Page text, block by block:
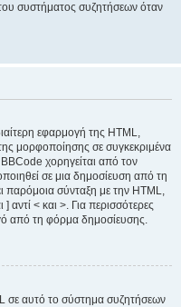
συστήματος συζητήσεων όταν
εφαρμογή της HTML,
μορφοποίησης σε συγκεκριμένα
χορηγείται από τον
σε μια δημοσίευση από τη
σύνταξη με την HTML,
] αντί < και >. Για περισσότερες
από τη φόρμα δημοσίευσης.
σε αυτό το σύστημα συζητήσεων